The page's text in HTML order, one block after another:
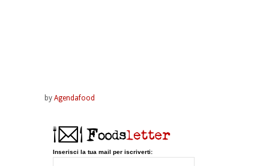
by Agendafood
Inserisci la tua mail per iscriverti: